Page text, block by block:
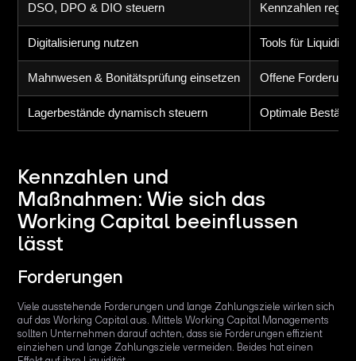
DSO, DPO & DIO steuern Kennzahlen
Digitalisierung nutzen Tools für
Mahnwesen & Bonitätsprüfung einsetzen Offene
Lagerbestände dynamisch steuern Optimale
Kennzahlen und
Maßnahmen: Wie sich das
Working Capital beeinflussen
lässt
Forderungen
Viele ausstehende Forderungen und lange Zahlungsziele wirken sich
auf das Working Capital aus. Mittels Working Capital Managements
sollten Unternehmen darauf achten, dass sie Forderungen effizient
einziehen und lange Zahlungsziele vermeiden. Beides hat einen